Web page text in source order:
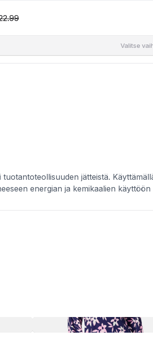
tuotetaan pääosin kierrätetyistä PET-
voimme vähentää uusien raaka-
sekä kasvihuonekaasujen määrän
Valitse
jätteistä.
energian ja kemikaalien